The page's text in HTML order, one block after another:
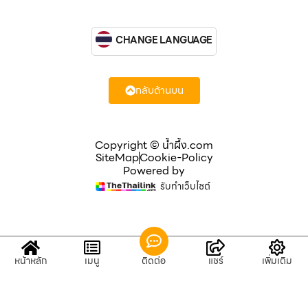
Copyright © น้ำผึ้ง.com
SiteMapCookie-Policy
Powered by
รับทำเว็บไซต์
CHANGE LANGUAGE
กลับด้านบน
หน้าหลัก เมนู ติดต่อ แชร์ เพิ่มเติม